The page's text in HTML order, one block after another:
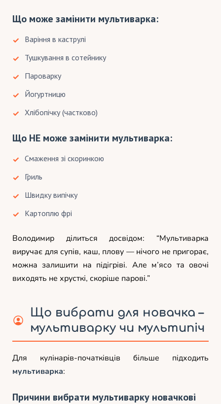
Що може замінити мультиварка:
Варіння в каструлі
Тушкування в сотейнику
Пароварку
Йогуртницю
Хлібопічку (частково)
Що НЕ може замінити мультиварка:
Смаження зі скоринкою
Гриль
Швидку випічку
Картоплю фрі
Володимир ділиться досвідом: “Мультиварка
виручає для супів, каш, плову — нічого не пригорає,
можна залишити на підігріві. Але м’ясо та овочі
виходять не хрусткі, скоріше парові.”
Що вибрати для новачка –
мультиварку чи мультипіч
Для кулінарів-початківців більше підходить
мультиварка:
Причини вибрати мультиварку новачкові